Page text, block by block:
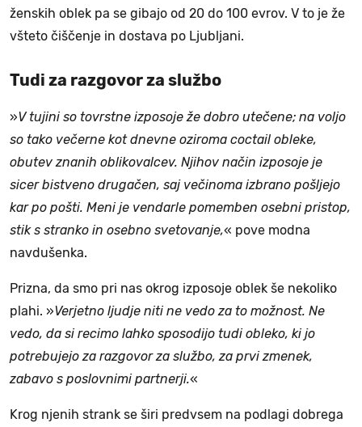
ženskih oblek pa se gibajo od 20 do 100 evrov. V to je že
všteto čiščenje in dostava po Ljubljani.
Tudi za razgovor za službo
»V tujini so tovrstne izposoje že dobro utečene; na voljo
so tako večerne kot dnevne oziroma coctail obleke,
obutev znanih oblikovalcev. Njihov način izposoje je
sicer bistveno drugačen, saj večinoma izbrano pošljejo
kar po pošti. Meni je vendarle pomemben osebni pristop,
stik s stranko in osebno svetovanje,« pove modna
navdušenka.
Prizna, da smo pri nas okrog izposoje oblek še nekoliko
plahi. »Verjetno ljudje niti ne vedo za to možnost. Ne
vedo, da si recimo lahko sposodijo tudi obleko, ki jo
potrebujejo za razgovor za službo, za prvi zmenek,
zabavo s poslovnimi partnerji.«
Krog njenih strank se širi predvsem na podlagi dobrega